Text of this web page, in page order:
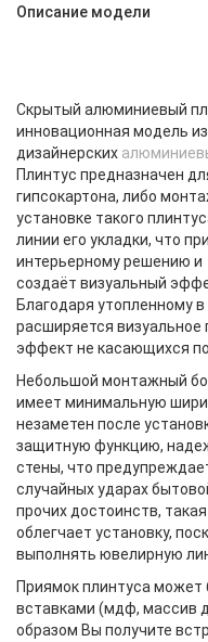
Описание модели
Скрытый алюминиевый
инновационная модель
дизайнерских
Плинтус предназначен
гипсокартона, либо
установке такого
линии его укладки, что
интерьерному решению и
создаёт визуальный
Благодаря утопленному
расширяется визуальное
эффект не касающихся
Небольшой монтажный
имеет минимальную
незаметен после
защитную функцию,
стены, что
случайных ударах
прочих достоинств,
облегчает установку,
выполнять ювелирную
Приямок плинтуса
вставками (мдф, массив
образом Вы получите